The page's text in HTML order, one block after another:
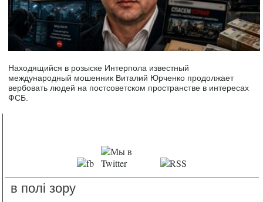
Находящийся в розыске Интерпола известный
международный мошенник Виталий Юрченко продолжает
вербовать людей на постсоветском пространстве в интересах
ФСБ.
в полі зору